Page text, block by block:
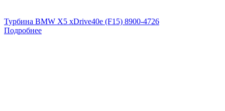
Турбина BMW X5 xDrive40e (F15) 8900-4726
Подробнее